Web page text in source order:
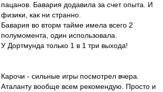
пацанов. Бавария додавила за счет опыта. И
физики, как ни странно.
Бавария во вторм тайме имела всего 2
полумомента, один использовала.
У Дортмунда только 1 в 1 три выхода!
Карочи - сильные игры посмотрел вчера.
Аталанту вообще всем рекомендую. Просто и